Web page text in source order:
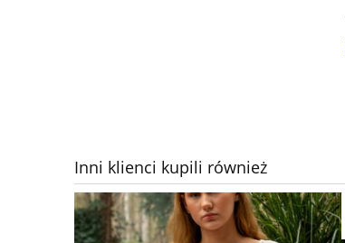
Inni klienci kupili również